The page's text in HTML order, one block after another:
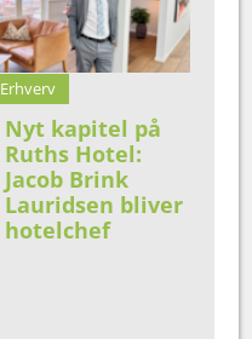
Erhverv
Nyt kapitel på
Ruths Hotel:
Jacob Brink
Lauridsen bliver
hotelchef